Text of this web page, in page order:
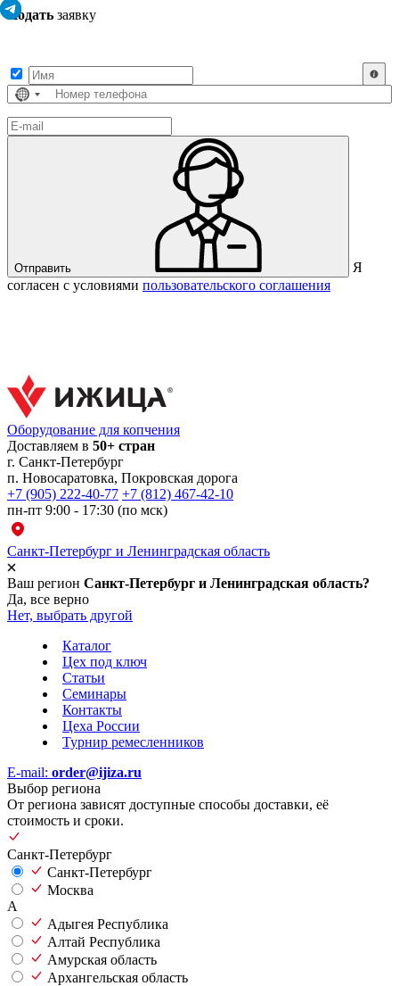
Подать заявку
Страна
выбрана
Отправить
Я
согласен с условиями пользовательского соглашения
Санкт-Петербург и Ленинградская область
Ваш регион Санкт-Петербург и Ленинградская область?
Да, все верно
Нет, выбрать другой
Оборудование для копчения
Доставляем в 50+ стран
г. Санкт-Петербург
п. Новосаратовка, Покровская дорога
+7 (905) 222-40-77 +7 (812) 467-42-10
пн-пт 9:00 - 17:30 (по мск)
Каталог
Цех под ключ
Статьи
Семинары
Контакты
Цеха России
Турнир ремесленников
E-mail: order@ijiza.ru
Выбор региона
От региона зависят доступные способы доставки, её
стоимость и сроки.
Санкт-Петербург
Санкт-Петербург
Москва
А
Адыгея Республика
Алтай Республика
Амурская область
Архангельская область